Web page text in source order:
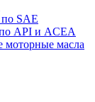
SAE
API и ACEA
моторные масла